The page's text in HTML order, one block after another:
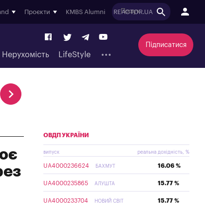
Проєкти KMBS Alumni REACTOR.UA
Нерухомість LifeStyle
Підписатися
ОВДП УКРАЇНИ
випуск реальна дохідність, %
UA4000236624 БАХМУТ 16.06 %
UA4000235865 АЛУШТА 15.77 %
UA4000233704 НОВИЙ СВІТ 15.77 %